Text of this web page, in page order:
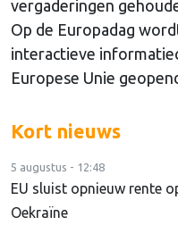
vergaderingen
Op de Europadag
interactieve
Europese Unie
Kort nieuws
5 augustus - 12:48
EU sluist opnieuw rente
Oekraïne